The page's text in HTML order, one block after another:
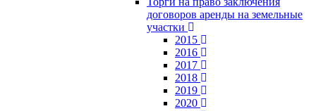
договоров аренды на земельные
участки
2015
2016
2017
2018
2019
2020